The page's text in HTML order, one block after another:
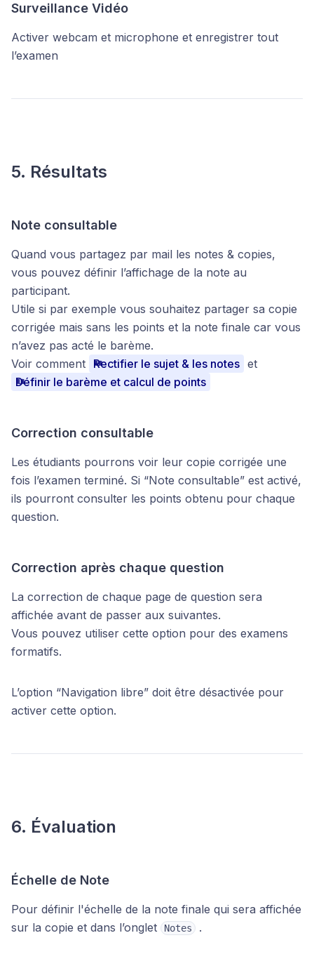
Surveillance Vidéo
Activer webcam et microphone et enregistrer tout
l’examen
5. Résultats
Note consultable
Quand vous partagez par mail les notes & copies,
vous pouvez définir l’affichage de la note au
participant.
Utile si par exemple vous souhaitez partager sa copie
corrigée mais sans les points et la note finale car vous
n’avez pas acté le barème.
Voir comment Rectifier le sujet & les notes et
Définir le barème et calcul de points
Correction consultable
Les étudiants pourrons voir leur copie corrigée une
fois l’examen terminé. Si “Note consultable” est activé,
ils pourront consulter les points obtenu pour chaque
question.
Correction après chaque question
La correction de chaque page de question sera
affichée avant de passer aux suivantes.
Vous pouvez utiliser cette option pour des examens
formatifs.
L’option “Navigation libre” doit être désactivée pour
activer cette option.
6. Évaluation
Échelle de Note
Pour définir l'échelle de la note finale qui sera affichée
sur la copie et dans l’onglet
Notes .